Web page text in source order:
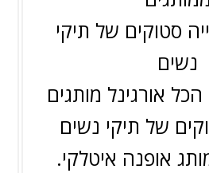
סטוקים של תיקי
נשים
של תיקי נשים
אופנה איטלקי.